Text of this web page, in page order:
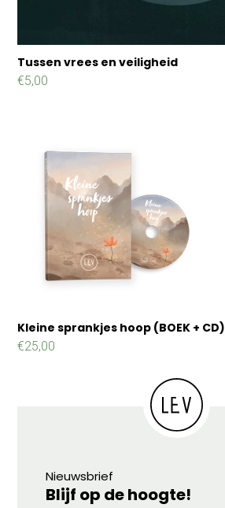
Tussen vrees en veiligheid
€5,00
Kleine sprankjes hoop (BOEK + CD)
€25,00
Nieuwsbrief
Blijf op de hoogte!